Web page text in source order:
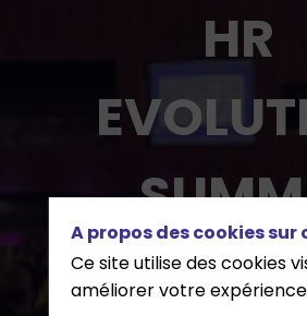
HR
16 mars 2027 -
A propos des cookies sur
Ce site utilise des cookies
améliorer votre